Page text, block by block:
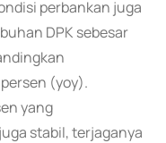
perbankan juga
DPK sebesar
(yoy).
yang
stabil, terjaganya